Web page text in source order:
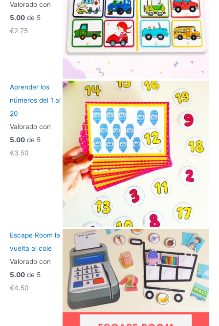
Valorado con
5.00 de 5
€2.75
Aprender los
números del 1 al
20
Valorado con
5.00 de 5
€3.50
Escape Room la
vuelta al cole
Valorado con
5.00 de 5
€4.50